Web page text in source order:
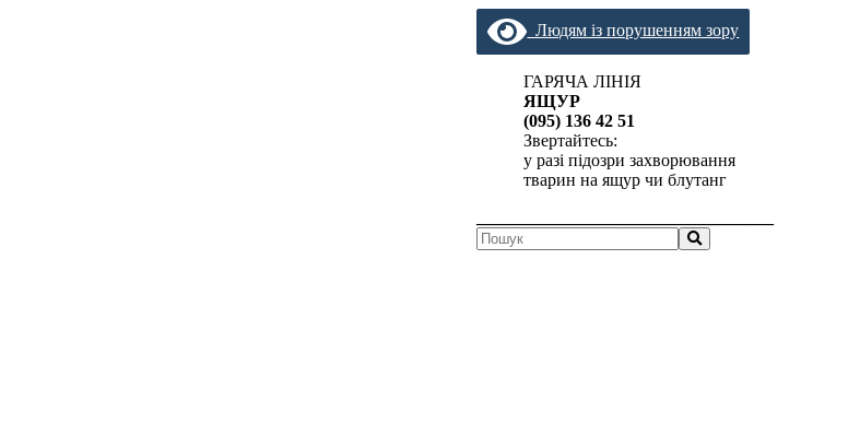
Людям із порушенням зору
ГАРЯЧА ЛІНІЯ
ЯЩУР
(095) 136 42 51
Звертайтесь:
у разі підозри захворювання
тварин на ящур чи блутанг